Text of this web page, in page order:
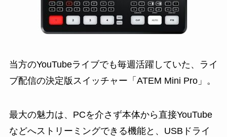
当方のYouTubeライブでも毎週活躍していた、ライ
ブ配信の決定版スイッチャー「ATEM Mini Pro」。
最大の魅力は、PCを介さず本体から直接YouTube
などへストリーミングできる機能と、USBドライ